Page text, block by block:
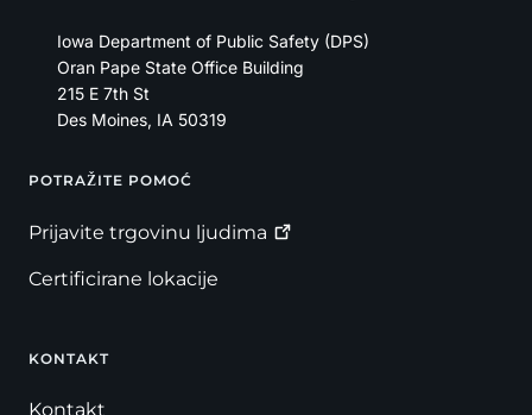
Iowa Department of Public Safety (DPS)
Oran Pape State Office Building
215 E 7th St
Des Moines, IA 50319
Footer
POTRAŽITE POMOĆ
Prijavite trgovinu ljudima
Certificirane lokacije
KONTAKT
Kontakt